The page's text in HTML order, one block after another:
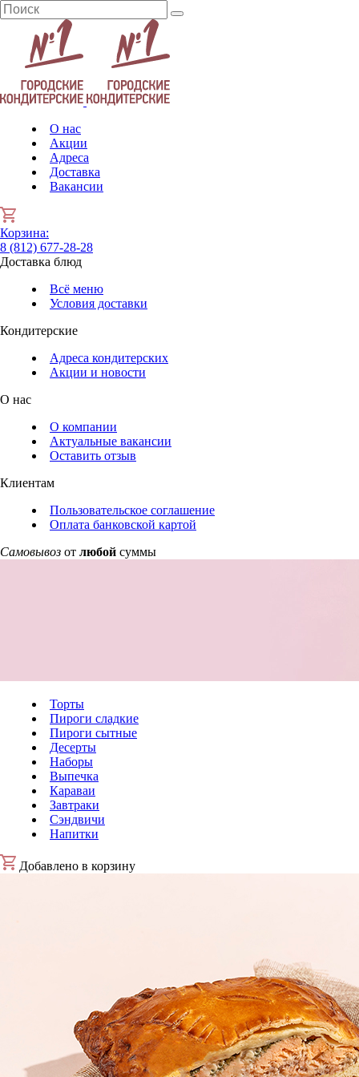
О нас
Акции
Адреса
Доставка
Вакансии
Корзина:
8 (812) 677-28-28
Доставка блюд
Всё меню
Условия доставки
Кондитерские
Адреса кондитерских
Акции и новости
О нас
О компании
Актуальные вакансии
Оставить отзыв
Клиентам
Пользовательское соглашение
Оплата банковской картой
Самовывоз от любой суммы
Торты
Пироги сладкие
Пироги сытные
Десерты
Наборы
Выпечка
Караваи
Завтраки
Сэндвичи
Напитки
Добавлено в корзину